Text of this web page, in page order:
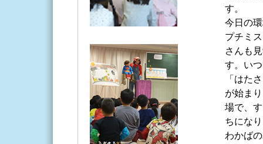
す。
今日の
プチミ
さんも
す。い
「はた
が始ま
場で、
ちにな
わかば